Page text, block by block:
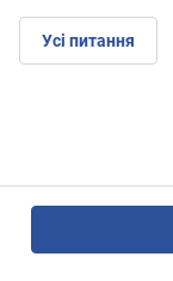
Усі питання